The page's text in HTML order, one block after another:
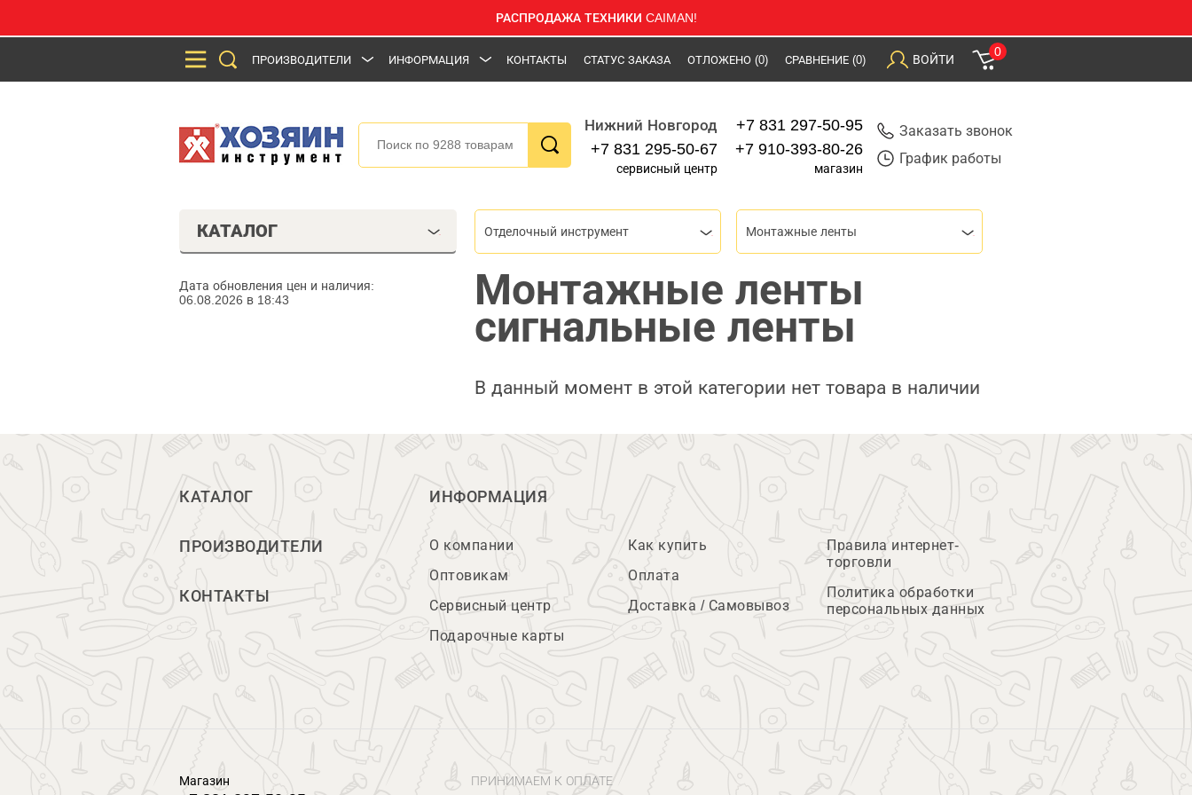
РАСПРОДАЖА ТЕХНИКИ CAIMAN!
ПРОИЗВОДИТЕЛИ ИНФОРМАЦИЯ КОНТАКТЫ СТАТУС ЗАКАЗА ОТЛОЖЕНО (0) СРАВНЕНИЕ (0) ВОЙТИ
0
Нижний Новгород
+7 831 295-50-67
сервисный центр
+7 831 297-50-95
+7 910-393-80-26
магазин
Заказать звонок
График работы
КАТАЛОГ
Дата обновления цен и наличия:
06.08.2026 в 18:43
Отделочный инструмент Монтажные ленты
Монтажные ленты
сигнальные ленты
В данный момент в этой категории нет товара в наличии
КАТАЛОГ
ПРОИЗВОДИТЕЛИ
КОНТАКТЫ
ИНФОРМАЦИЯ
О компании
Оптовикам
Сервисный центр
Подарочные карты
Как купить
Оплата
Доставка / Самовывоз
Правила интернет-
торговли
Политика обработки
персональных данных
Магазин ПРИНИМАЕМ К ОПЛАТЕ